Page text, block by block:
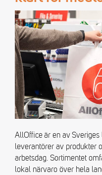
AllOffice är en av
leverantörer av produkter
arbetsdag. Sortimentet
lokal närvaro över hela